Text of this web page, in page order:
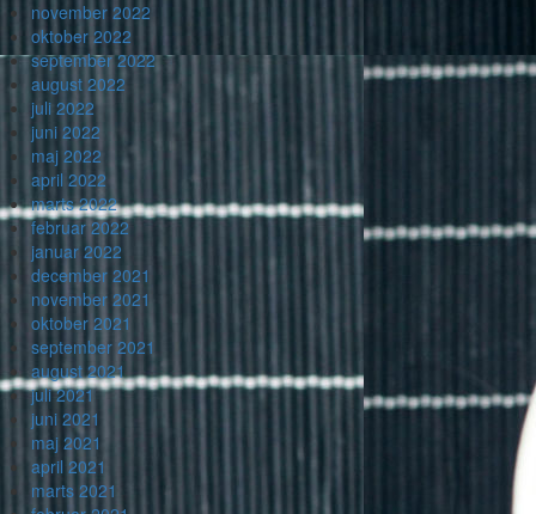
november 2022
oktober 2022
september 2022
august 2022
juli 2022
juni 2022
maj 2022
april 2022
marts 2022
februar 2022
januar 2022
december 2021
november 2021
oktober 2021
september 2021
august 2021
juli 2021
juni 2021
maj 2021
april 2021
marts 2021